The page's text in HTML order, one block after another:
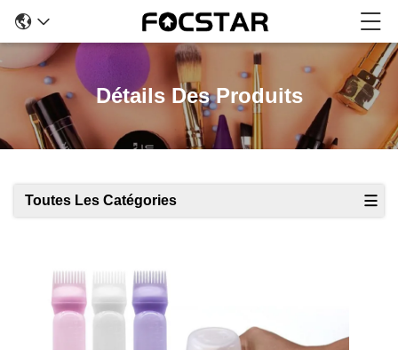
Détails Des Produits
Toutes Les Catégories